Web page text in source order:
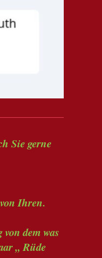
Sie gerne
Ihren.
dem was
,, Rüde